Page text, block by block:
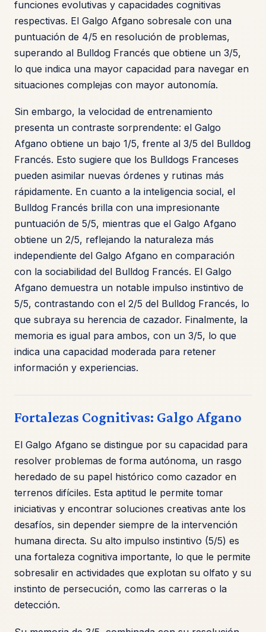
funciones evolutivas y capacidades cognitivas
respectivas. El Galgo Afgano sobresale con una
puntuación de 4/5 en resolución de problemas,
superando al Bulldog Francés que obtiene un 3/5,
lo que indica una mayor capacidad para navegar en
situaciones complejas con mayor autonomía.
Sin embargo, la velocidad de entrenamiento
presenta un contraste sorprendente: el Galgo
Afgano obtiene un bajo 1/5, frente al 3/5 del Bulldog
Francés. Esto sugiere que los Bulldogs Franceses
pueden asimilar nuevas órdenes y rutinas más
rápidamente. En cuanto a la inteligencia social, el
Bulldog Francés brilla con una impresionante
puntuación de 5/5, mientras que el Galgo Afgano
obtiene un 2/5, reflejando la naturaleza más
independiente del Galgo Afgano en comparación
con la sociabilidad del Bulldog Francés. El Galgo
Afgano demuestra un notable impulso instintivo de
5/5, contrastando con el 2/5 del Bulldog Francés, lo
que subraya su herencia de cazador. Finalmente, la
memoria es igual para ambos, con un 3/5, lo que
indica una capacidad moderada para retener
información y experiencias.
Fortalezas Cognitivas: Galgo Afgano
El Galgo Afgano se distingue por su capacidad para
resolver problemas de forma autónoma, un rasgo
heredado de su papel histórico como cazador en
terrenos difíciles. Esta aptitud le permite tomar
iniciativas y encontrar soluciones creativas ante los
desafíos, sin depender siempre de la intervención
humana directa. Su alto impulso instintivo (5/5) es
una fortaleza cognitiva importante, lo que le permite
sobresalir en actividades que explotan su olfato y su
instinto de persecución, como las carreras o la
detección.